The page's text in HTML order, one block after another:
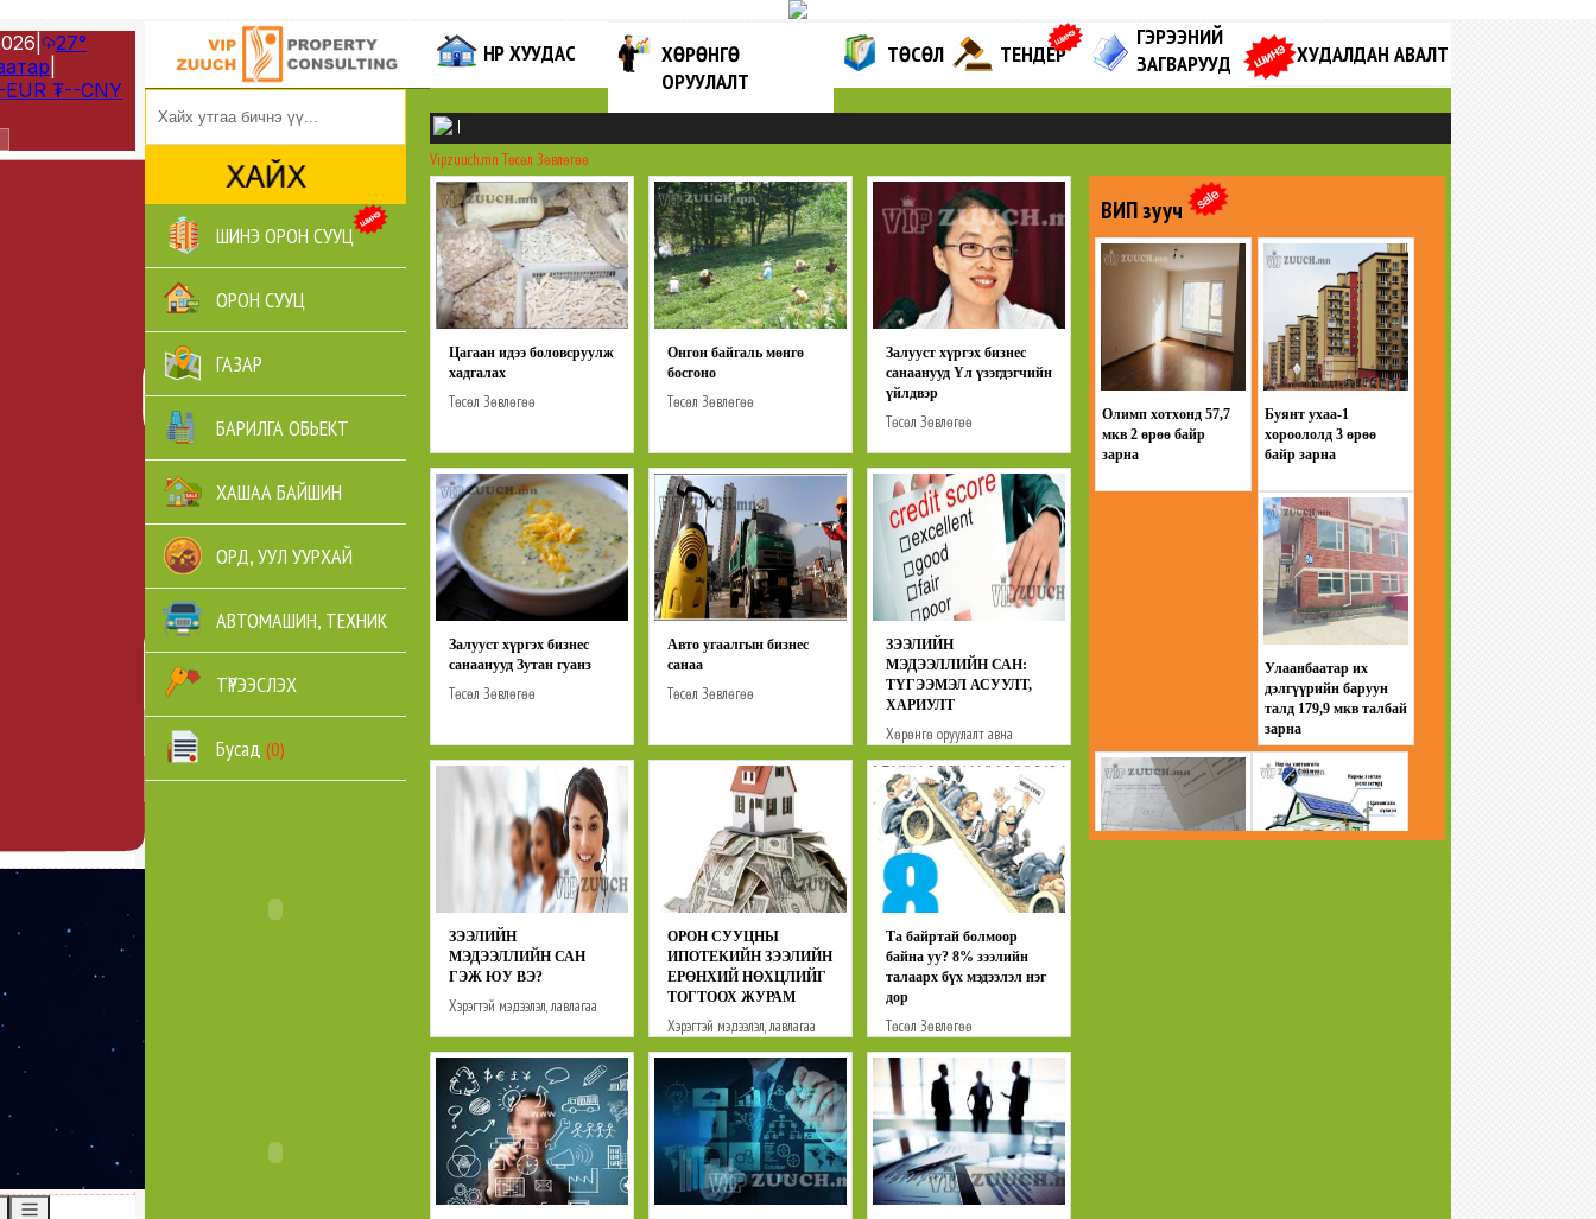
ШИНЭ ОРОН СУУЦ
ОРОН СУУЦ
ГАЗАР
БАРИЛГА ОБЬЕКТ
ХАШАА БАЙШИН
ОРД, УУЛ УУРХАЙ
АВТОМАШИН, ТЕХНИК
ТҮРЭЭСЛЭХ
Бусад (0)
НҮҮР ХУУДАС
ХӨРӨНГӨ
ОРУУЛАЛТ
ТӨСӨЛ ТЕНДЕР
ГЭРЭЭНИЙ
ЗАГВАРУУД
ХУДАЛДАН АВАЛТ
|
Vipzuuch.mn Төсөл Зөвлөгөө
Цагаан идээ боловсруулж
хадгалах
Төсөл Зөвлөгөө
Онгон байгаль мөнгө
босгоно
Төсөл Зөвлөгөө
Залууст хүргэх бизнес
санаанууд Үл үзэгдэгчийн
үйлдвэр
Төсөл Зөвлөгөө
Залууст хүргэх бизнес
санаанууд Зутан гуанз
Төсөл Зөвлөгөө
Авто угаалгын бизнес
санаа
Төсөл Зөвлөгөө
ЗЭЭЛИЙН
МЭДЭЭЛЛИЙН САН:
ТҮГЭЭМЭЛ АСУУЛТ,
ХАРИУЛТ
Хөрөнгө оруулалт авна
ЗЭЭЛИЙН
МЭДЭЭЛЛИЙН САН
ГЭЖ ЮУ ВЭ?
Хэрэгтэй мэдээлэл, лавлагаа
ОРОН СУУЦНЫ
ИПОТЕКИЙН ЗЭЭЛИЙН
ЕРӨНХИЙ НӨХЦЛИЙГ
ТОГТООХ ЖУРАМ
Хэрэгтэй мэдээлэл, лавлагаа
Та байртай болмоор
байна уу? 8% зээлийн
талаарх бүх мэдээлэл нэг
дор
Төсөл Зөвлөгөө
ВИП зууч
Олимп хотхонд 57,7
мкв 2 өрөө байр
зарна
Буянт ухаа-1
хороололд 3 өрөө
байр зарна
Улаанбаатар их
дэлгүүрийн баруун
талд 179,9 мкв талбай
зарна